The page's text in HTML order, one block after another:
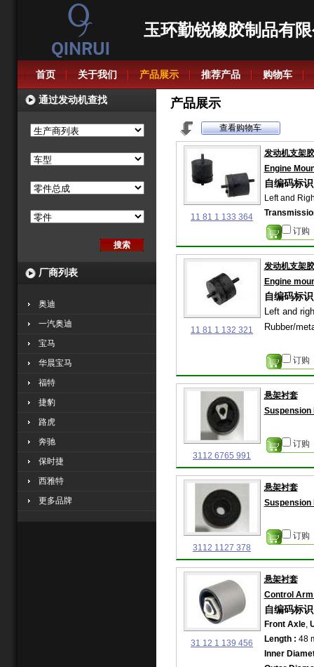
玉环勤锐橡胶制品有
首页 关于我们 产品展示 推荐产品 购物车
产品展示
查看购物车
11 81 1 133 364
发动机支架
Engine
自编码标
Left and
订购
11 81 1 132 321
发动机支架
Engine
自编码标
Left and
Rubber/
订购
3112 6765 991
悬架衬套
Suspension
订购
3112 1127 378
悬架衬套
Suspension
订购
31 12 1 139 456
悬架衬套
Control
自编码标
Front Axle,
Length : 48
Inner
通过发动机查找
厂商列表
奥迪
一汽奥迪
宝马
华晨宝马
福特
捷豹
路虎
奔驰
保时捷
西雅特
更多品牌